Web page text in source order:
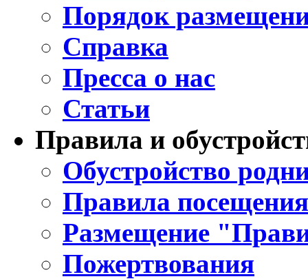
Порядок
Справка
Пресса о нас
Статьи
Правила и
Обустройство
Правила
Размещение
Пожертвования